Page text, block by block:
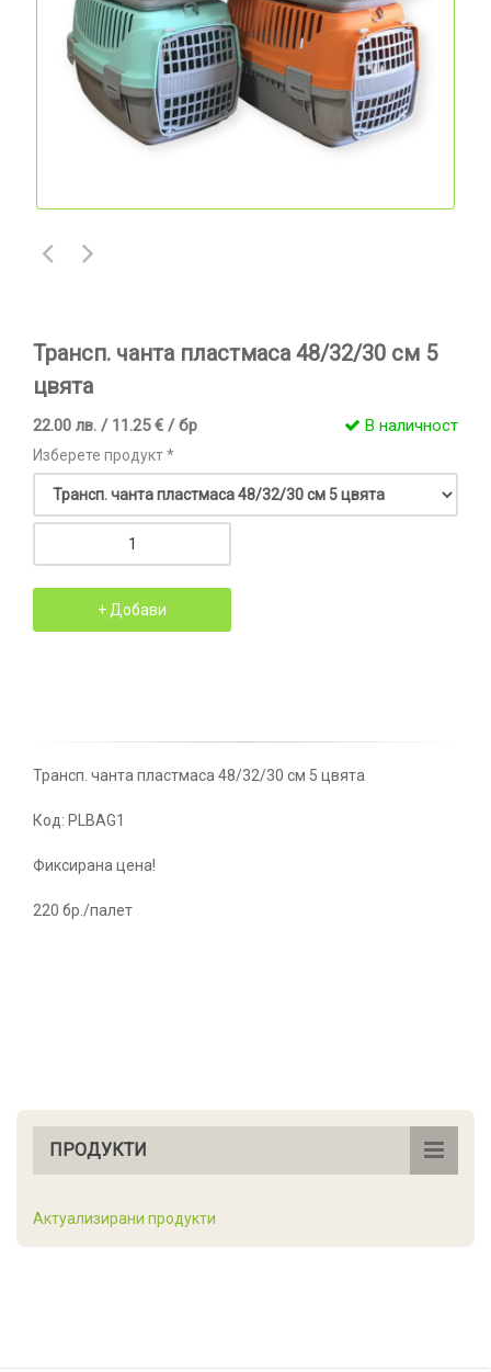
Трансп. чанта пластмаса 48/32/30 см 5
цвята
22.00 лв. / 11.25 € / бр В наличност
Изберете продукт *
Трансп. чанта пластмаса 48/32/30 см 5 цвята
Код: PLBAG1
Фиксирана цена!
220 бр./палет
ПРОДУКТИ
Актуализирани продукти